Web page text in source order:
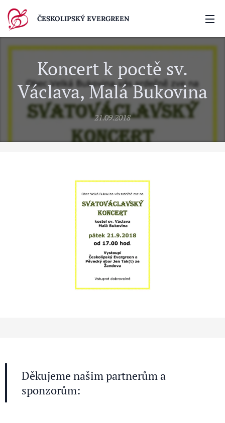
ČESKOLIPSKÝ EVERGREEN
Koncert k poctě sv.
Václava, Malá Bukovina
21.09.2018
Děkujeme našim partnerům a
sponzorům: